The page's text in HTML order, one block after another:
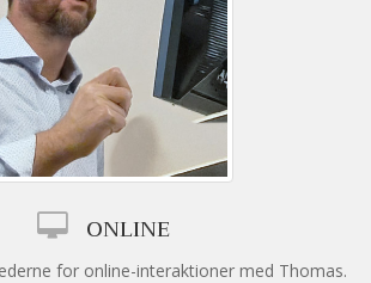
ONLINE
for online-interaktioner med Thomas.